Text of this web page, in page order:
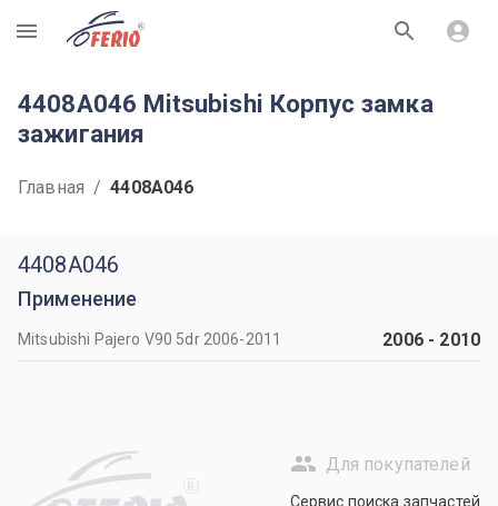
R
4408A046 Mitsubishi Корпус замка
зажигания
Главная / 4408A046
4408A046
Применение
Mitsubishi Pajero V90 5dr 2006-2011 2006- 2010
R
Для покупателей
Сервис поиска запчастей